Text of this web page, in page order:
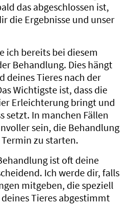
das abgeschlossen ist,
die Ergebnisse und unser
ich bereits bei diesem
Behandlung. Dies hängt
deines Tieres nach der
Wichtigste ist, dass die
Erleichterung bringt und
setzt. In manchen Fällen
sein, die Behandlung
zu starten.
ist oft deine
Ich werde dir, falls
mitgeben, die speziell
Tieres abgestimmt